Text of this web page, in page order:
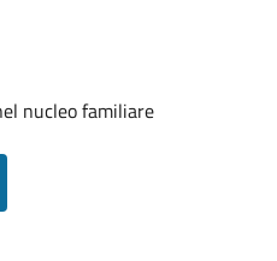
nucleo familiare